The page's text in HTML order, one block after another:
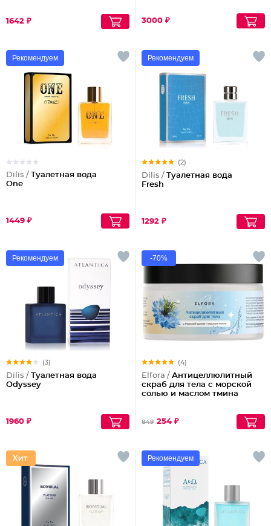
1642 ₽ 3000 ₽
Рекомендуем
Dilis / Туалетная вода
One
1449 ₽
Рекомендуем
(2)
Dilis / Туалетная вода
Fresh
1292 ₽
Рекомендуем
(3)
Dilis / Туалетная вода
Odyssey
1960 ₽
-70%
(4)
Elfora / Антицеллюлитный
скраб для тела с морской
солью и маслом тмина
849 254 ₽
Рекомендуем